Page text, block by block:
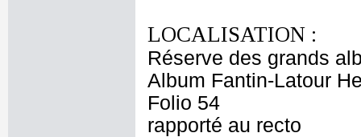
LOCALISATION :
Réserve des grands
Album Fantin-Latour
Folio 54
rapporté au recto